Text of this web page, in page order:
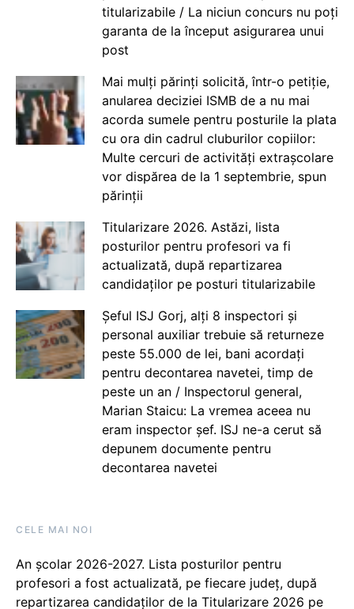
titularizabile / La niciun concurs nu poți
garanta de la început asigurarea unui
post
Mai mulți părinți solicită, într-o petiție,
anularea deciziei ISMB de a nu mai
acorda sumele pentru posturile la plata
cu ora din cadrul cluburilor copiilor:
Multe cercuri de activități extrașcolare
vor dispărea de la 1 septembrie, spun
părinții
Titularizare 2026. Astăzi, lista
posturilor pentru profesori va fi
actualizată, după repartizarea
candidaților pe posturi titularizabile
Șeful ISJ Gorj, alți 8 inspectori și
personal auxiliar trebuie să returneze
peste 55.000 de lei, bani acordați
pentru decontarea navetei, timp de
peste un an / Inspectorul general,
Marian Staicu: La vremea aceea nu
eram inspector șef. ISJ ne-a cerut să
depunem documente pentru
decontarea navetei
CELE MAI NOI
An școlar 2026-2027. Lista posturilor pentru
profesori a fost actualizată, pe fiecare județ, după
repartizarea candidaților de la Titularizare 2026 pe